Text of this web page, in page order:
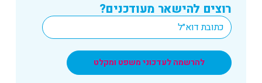
רוצים להישאר מעודכנים?
Email
*
להרשמה לעדכוני משפט ומקלט